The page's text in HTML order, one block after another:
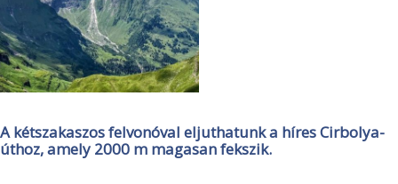
A kétszakaszos felvonóval eljuthatunk a híres Cirbolya-
úthoz, amely 2000 m magasan fekszik.